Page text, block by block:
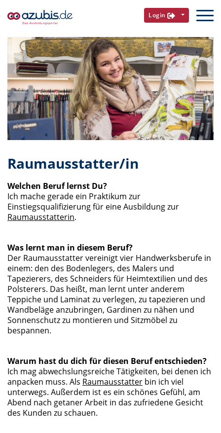
Login
Raumausstatter/in
Welchen Beruf lernst Du?
Ich mache gerade ein Praktikum zur
Einstiegsqualifizierung für eine Ausbildung zur
Raumausstatterin.
Was lernt man in diesem Beruf?
Der Raumausstatter vereinigt vier Handwerksberufe in
einem: den des Bodenlegers, des Malers und
Tapezierers, des Schneiders für Heimtextilien und des
Polsterers. Das heißt, man lernt unter anderem
Teppiche und Laminat zu verlegen, zu tapezieren und
Wandbeläge anzubringen, Gardinen zu nähen und
Sonnenschutz zu montieren und Sitzmöbel zu
bespannen.
Warum hast du dich für diesen Beruf entschieden?
Ich mag abwechslungsreiche Tätigkeiten, bei denen ich
anpacken muss. Als Raumausstatter bin ich viel
unterwegs. Außerdem ist es ein schönes Gefühl, am
Abend nach getaner Arbeit in das zufriedene Gesicht
des Kunden zu schauen.